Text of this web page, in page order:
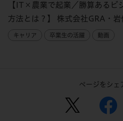
【IT×農業で起業／勝算あるビ
方法とは？】 株式会社GRA・岩
キャリア 卒業生の活躍 動画
ページをシェ